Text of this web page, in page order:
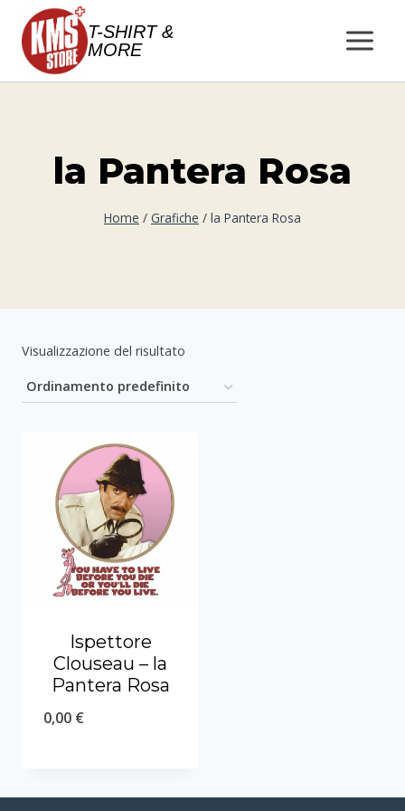
Salta
contenuto
T-SHIRT &
MORE
la Pantera Rosa
Home / Grafiche / la Pantera Rosa
Visualizzazione del risultato
Ispettore
Clouseau – la
Pantera Rosa
0,00 €